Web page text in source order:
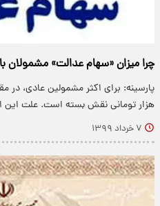
چرا میزان «سهام عدالت»
هزار تومانی نقش بسته است. علت این
۷ خرداد ۱۳۹۹